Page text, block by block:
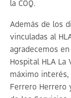
la COQ.
Además de los
vinculadas al
agradecemos
Hospital HLA La
máximo interés,
Ferrero Herrero